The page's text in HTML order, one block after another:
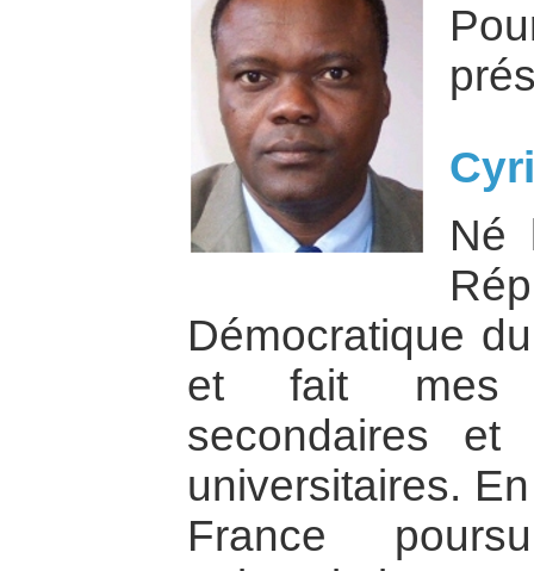
Né
Démocratique
et fait mes
secondaires et
universitaires.
France